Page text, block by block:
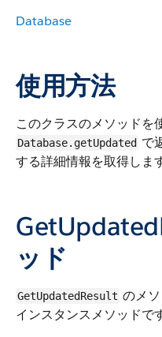
Database
使用方法
このクラスのメソッドを
Database.getUpdated で
する詳細情報を取得します
ッド
GetUpdatedResult のメ
インスタンスメソッドです